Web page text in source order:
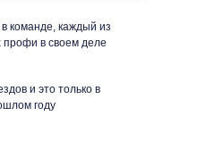
и это только в
году
в команде, каждый из
профи в своем деле